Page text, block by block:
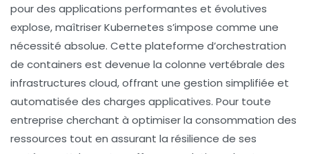
pour des applications performantes et évolutives
explose, maîtriser Kubernetes s’impose comme une
nécessité absolue. Cette plateforme d’orchestration
de containers est devenue la colonne vertébrale des
infrastructures cloud, offrant une gestion simplifiée et
automatisée des charges applicatives. Pour toute
entreprise cherchant à optimiser la consommation des
ressources tout en assurant la résilience de ses